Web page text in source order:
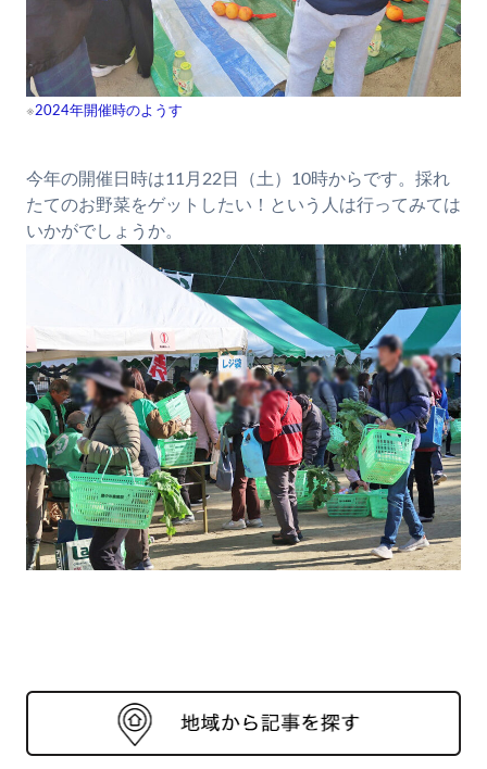
※2024年開催時のようす
今年の開催日時は11月22日（土）10時からです。採れ
たてのお野菜をゲットしたい！という人は行ってみては
いかがでしょうか。